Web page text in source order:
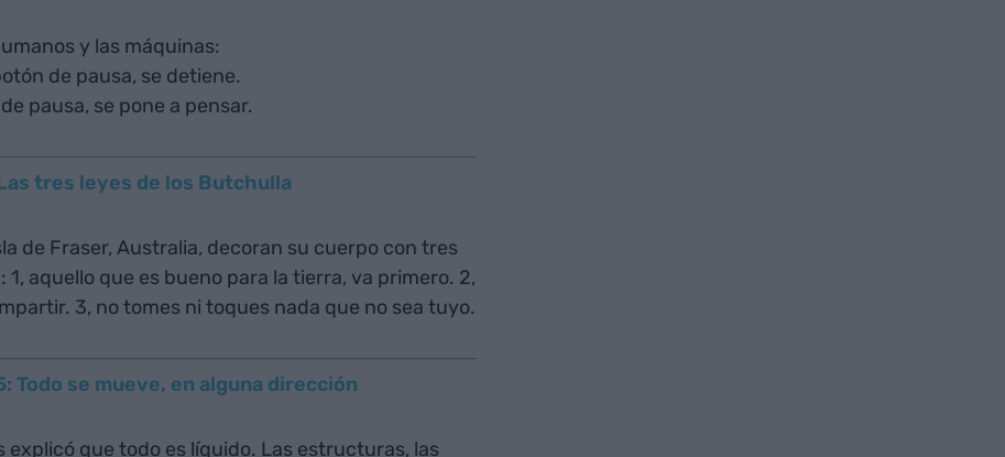
y las máquinas:
de pausa, se detiene.
pausa, se pone a pensar.
tres leyes de los Butchulla
de Fraser, Australia, decoran su cuerpo con tres
aquello que es bueno para la tierra, va primero. 2,
3, no tomes ni toques nada que no sea tuyo.
Todo se mueve, en alguna dirección
que todo es líquido. Las estructuras, las